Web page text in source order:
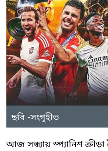
ছবি -সংগৃহীত
আজ সন্ধ্যায় স্প্যানিশ